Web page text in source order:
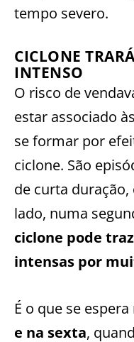
tempo severo.
CICLONE
INTENSO
O risco de
estar associado
se formar por
ciclone. São
de curta
lado, numa
ciclone pode
intensas por
É o que se espera
e na sexta,